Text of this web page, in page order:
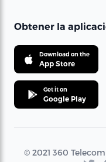
Obtener la
Download on the
App Store
Get it on
Google Play
© 2021 360